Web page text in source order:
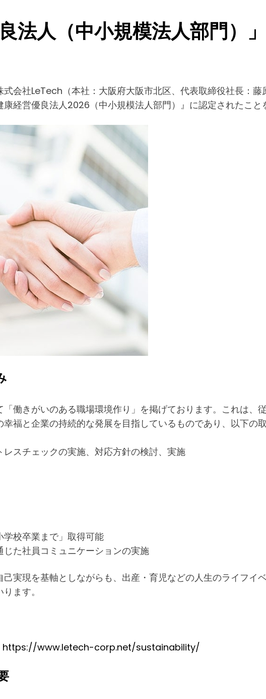
法人（中小規模法人部門）
会社LeTech（本社：大阪府大阪市北区、代表取締役社長：
経営優良法人2026（中小規模法人部門）』に認定されたこと
働きがいのある職場環境作り」を掲げております。これは、
福と企業の持続的な発展を目指しているものであり、以下の
スチェックの実施、対応方針の検討、実施
学校卒業まで」取得可能
た社員コミュニケーションの実施
実現を基軸としながらも、出産・育児などの人生のライフイ
ます。
https://www.letech-corp.net/sustainability/